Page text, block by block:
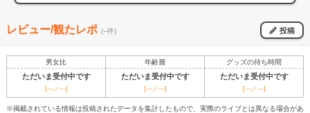
レビュー/観たレポ (--件) 投稿
男女比 年齢層 グッズの待ち時間
ただいま受付中です ただいま受付中です ただいま受付中です
[---／---] [---／---] [---／---]
※掲載されている情報は投稿されたデータを集計したもので、実際のライブとは異なる場合があ